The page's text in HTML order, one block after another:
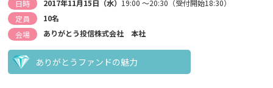
日時 2017年11月15日（水） 19:00 ～20:30（受付開始18:30）
定員
10名
会場
ありがとう投信株式会社 本社
ありがとうファンドの魅力